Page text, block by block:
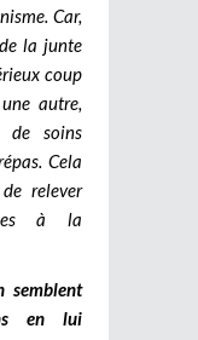
Car,
la junte
coup
autre,
de soins
Cela
relever
à la
semblent
en lui